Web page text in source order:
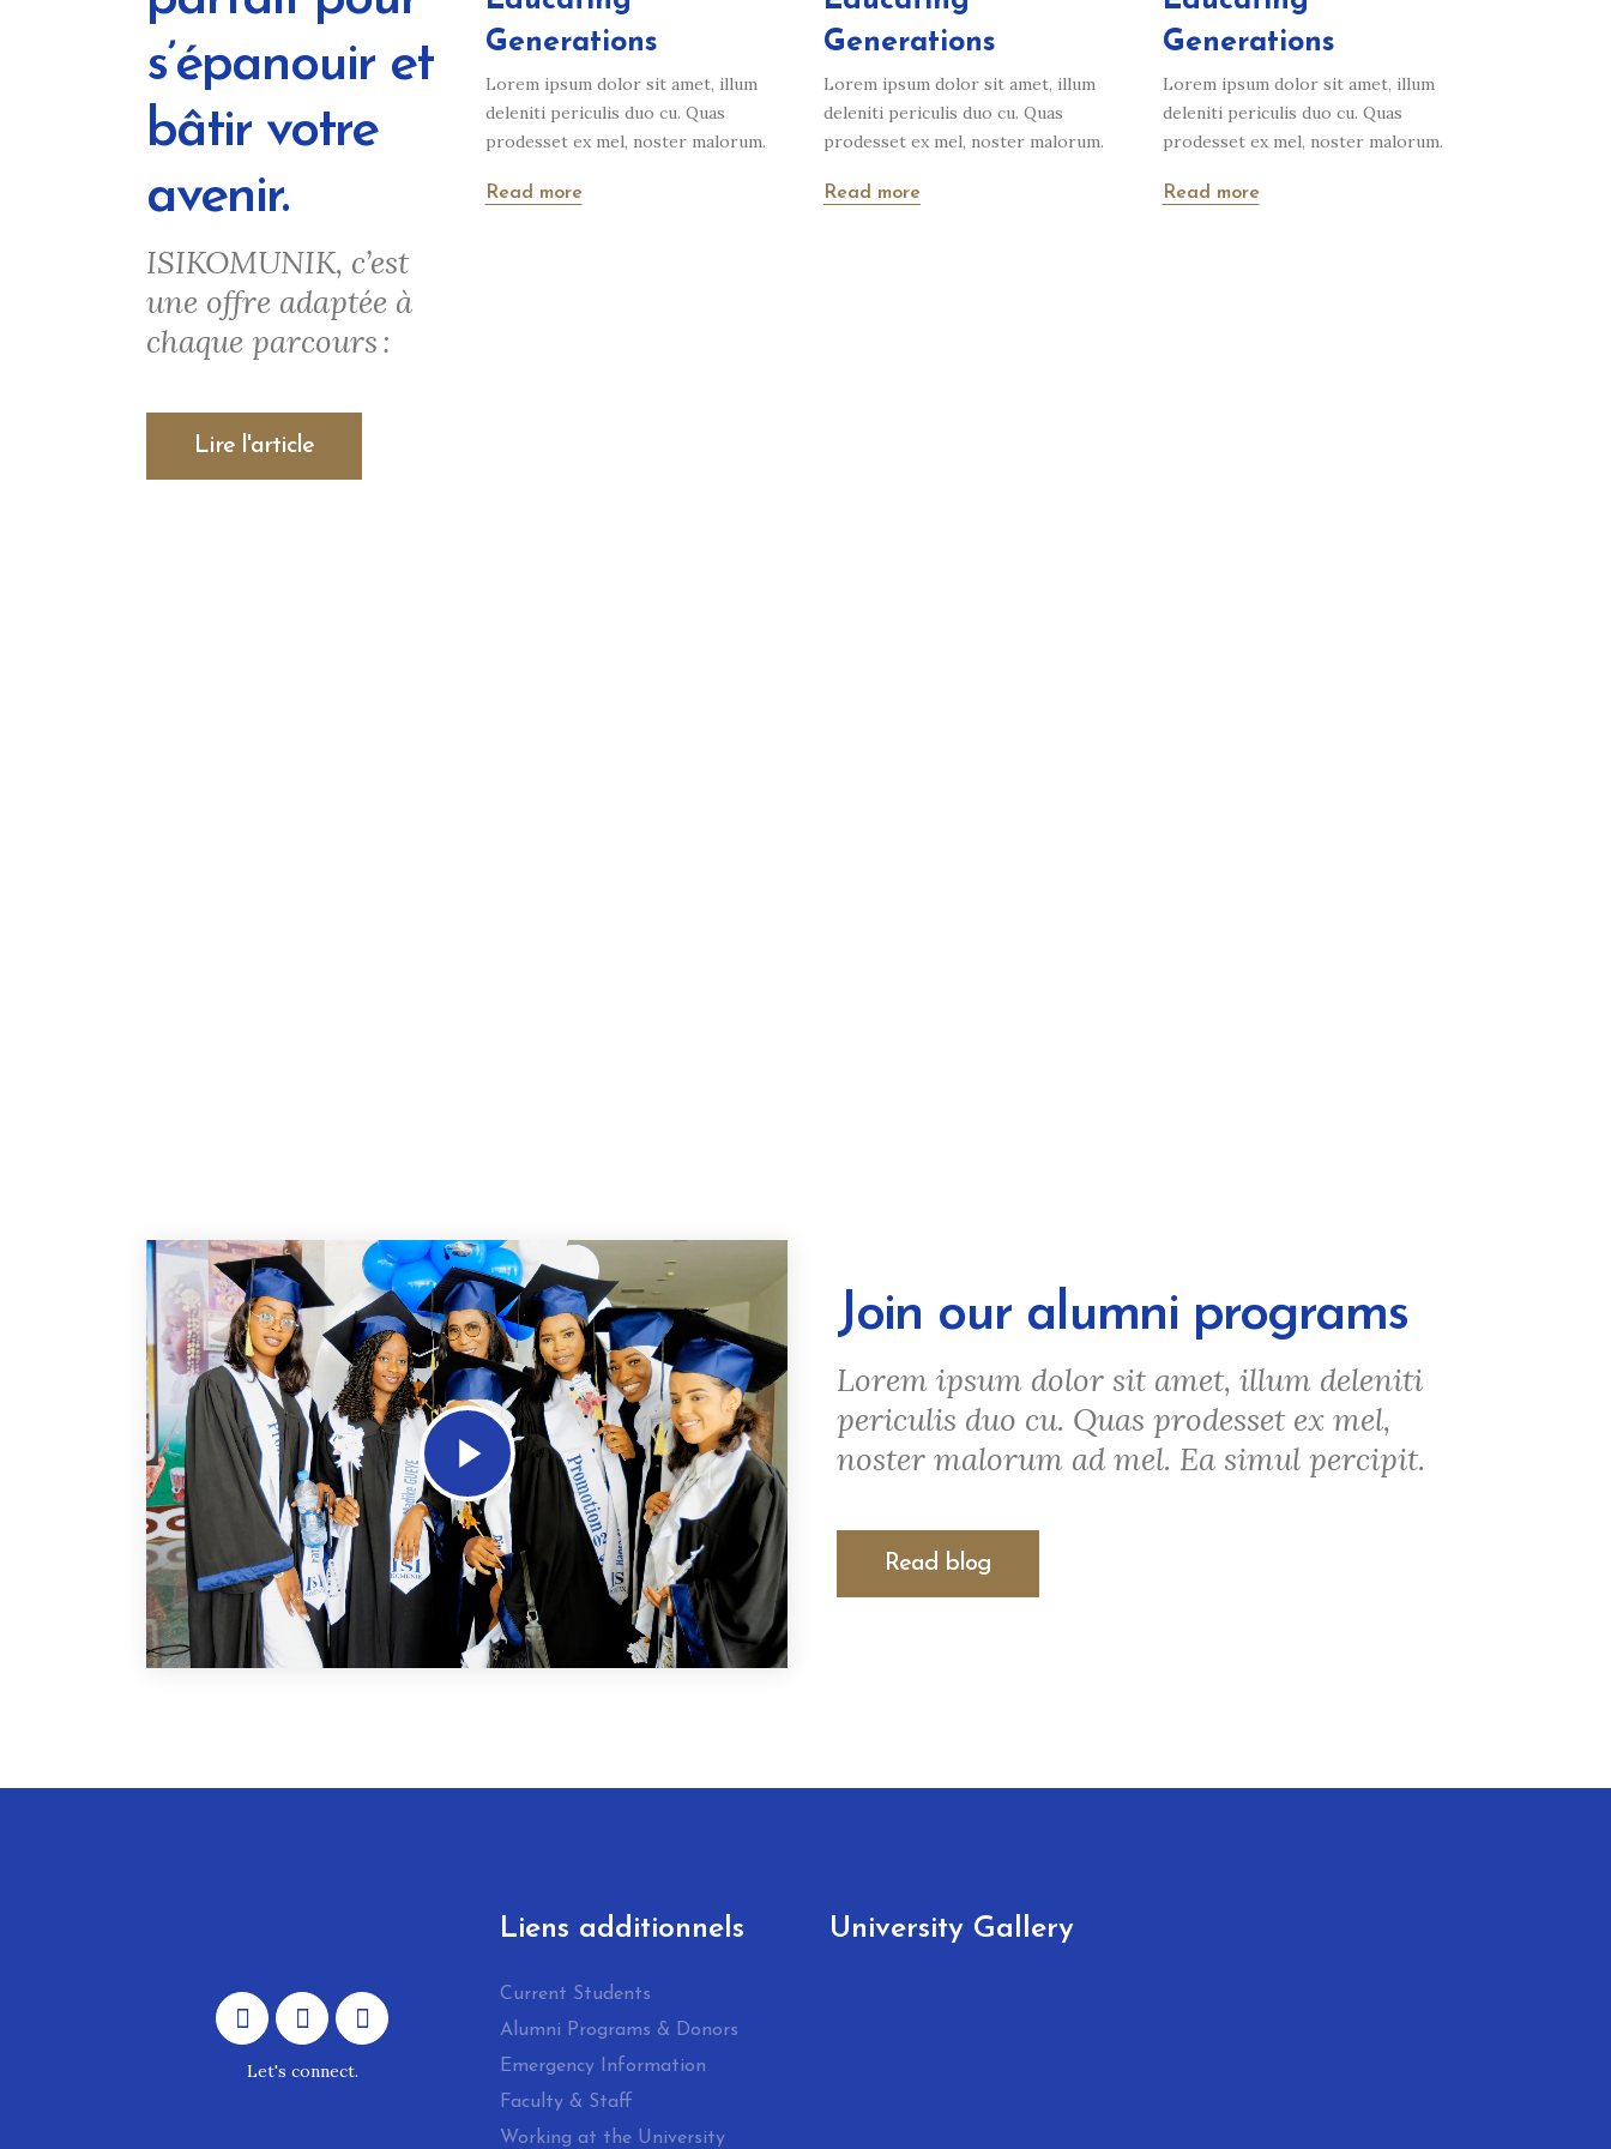
s’épanouir et
bâtir votre
avenir.
ISIKOMUNIK, c’est
une offre adaptée à
chaque parcours :
Lire l'article
Generations
Lorem ipsum dolor sit amet, illum
deleniti periculis duo cu. Quas
prodesset ex mel, noster malorum.
Read more
Generations
Lorem ipsum dolor sit amet, illum
deleniti periculis duo cu. Quas
prodesset ex mel, noster malorum.
Read more
Generations
Lorem ipsum dolor sit amet, illum
deleniti periculis duo cu. Quas
prodesset ex mel, noster malorum.
Read more
Join our alumni programs
Lorem ipsum dolor sit amet, illum deleniti
periculis duo cu. Quas prodesset ex mel,
noster malorum ad mel. Ea simul percipit.
Read blog
Let's connect.
Liens additionnels
Current Students
Alumni Programs & Donors
Emergency Information
Faculty & Staff
Working at the University
University Gallery